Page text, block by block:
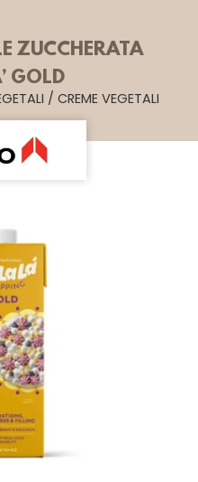
ZUCCHERATA
GOLD
/ CREME VEGETALI